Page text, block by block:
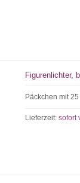
Figurenlichter,
Päckchen mit
Lieferzeit:sofort